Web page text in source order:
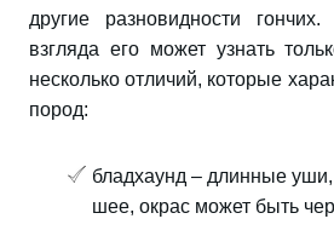
другие разновидности
взгляда его может узнать
несколько отличий, которые
пород:
бладхаунд – длинные
шее, окрас может быть